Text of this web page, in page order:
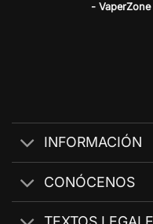
-
INFORMACIÓN
CONÓCENOS